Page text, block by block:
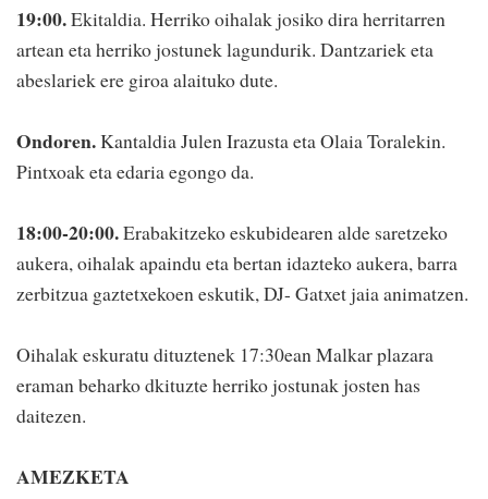
19:00.Ekitaldia. Herriko oihalak josiko dira herritarren
artean eta herriko jostunek lagundurik. Dantzariek eta
abeslariek ere giroa alaituko dute.
Ondoren.Kantaldia Julen Irazusta eta Olaia Toralekin.
Pintxoak eta edaria egongo da.
18:00-20:00.Erabakitzeko eskubidearen alde saretzeko
aukera, oihalak apaindu eta bertan idazteko aukera, barra
zerbitzua gaztetxekoen eskutik, DJ- Gatxet jaia animatzen.
Oihalak eskuratu dituztenek 17:30ean Malkar plazara
eraman beharko dkituzte herriko jostunak josten has
daitezen.
AMEZKETA